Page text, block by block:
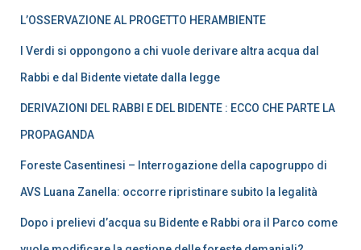
L’OSSERVAZIONE AL PROGETTO HERAMBIENTE
I Verdi si oppongono a chi vuole derivare altra acqua dal
Rabbi e dal Bidente vietate dalla legge
DERIVAZIONI DEL RABBI E DEL BIDENTE : ECCO CHE PARTE LA
PROPAGANDA
Foreste Casentinesi – Interrogazione della capogruppo di
AVS Luana Zanella: occorre ripristinare subito la legalità
Dopo i prelievi d’acqua su Bidente e Rabbi ora il Parco come